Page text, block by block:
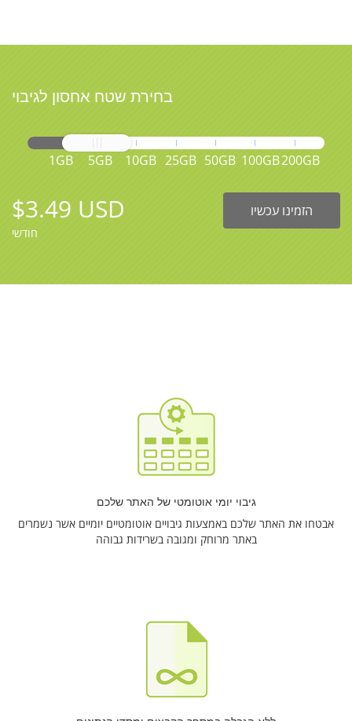
בחירת שטח אחסון לגיבוי
1GB 5GB 10GB 25GB 50GB 100GB200GB
$3.49 USD
חודשי
הזמינו עכשיו
גיבוי יומי אוטומטי של האתר שלכם
אבטחו את האתר שלכם באמצעות גיבויים אוטומטיים יומיים אשר נשמרים
באתר מרוחק ומגובה בשרידות גבוהה